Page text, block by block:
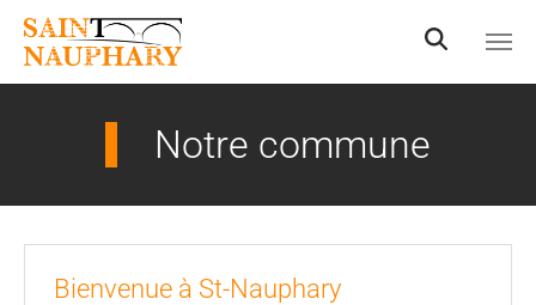
Notre commune
Bienvenue à St-Nauphary